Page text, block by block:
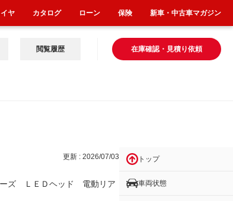
在庫確認・見積り依頼
閲覧履歴
更新 : 2026/07/03
ズ ＬＥＤヘッド 電動リア
トップ
車両状態
ヤ カタログ ローン 保険 新車・中古車マガジン